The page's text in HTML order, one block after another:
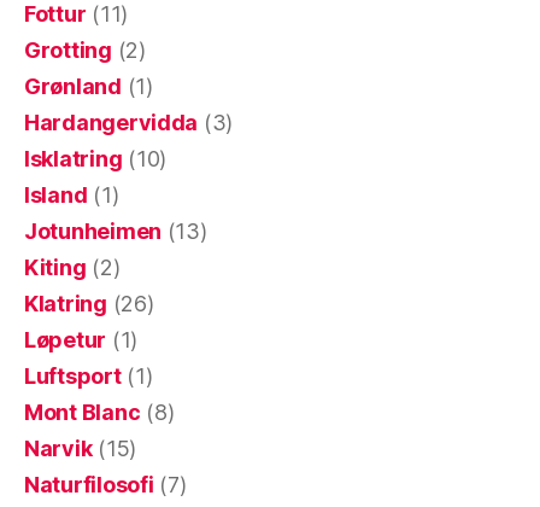
Fottur (11)
Grotting (2)
Grønland (1)
Hardangervidda (3)
Isklatring (10)
Island (1)
Jotunheimen (13)
Kiting (2)
Klatring (26)
Løpetur (1)
Luftsport(1)
Mont Blanc (8)
Narvik(15)
Naturfilosofi (7)